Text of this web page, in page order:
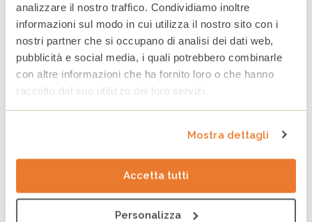
analizzare il nostro traffico. Condividiamo inoltre
informazioni sul modo in cui utilizza il nostro sito con i
nostri partner che si occupano di analisi dei dati web,
pubblicità e social media, i quali potrebbero combinarle
con altre informazioni che ha fornito loro o che hanno
raccolto dal suo utilizzo dei loro servizi.
Mostra dettagli
Accetta tutti
Personalizza
Articoli Correlati